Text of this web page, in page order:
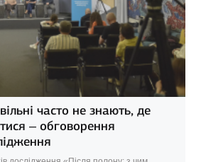
часто не знають, де
– обговорення